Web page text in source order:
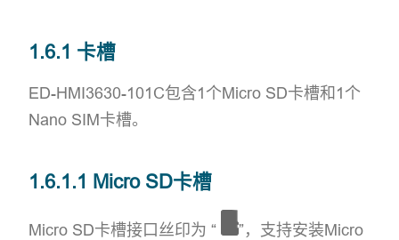
1.6.1 卡槽
ED-HMI3630-101C包含1个Micro SD卡槽和1个
Nano SIM卡槽。
1.6.1.1 Micro SD卡槽
Micro SD卡槽接口丝印为 “
”，支持安装Micro